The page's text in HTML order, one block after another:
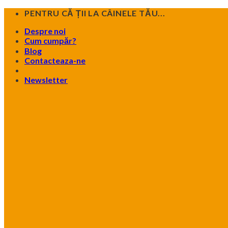
Skip
content
PENTRU CĂ ȚII LA CÂINELE TĂU...
Despre noi
Cum cumpăr?
Blog
Contacteaza-ne
Newsletter